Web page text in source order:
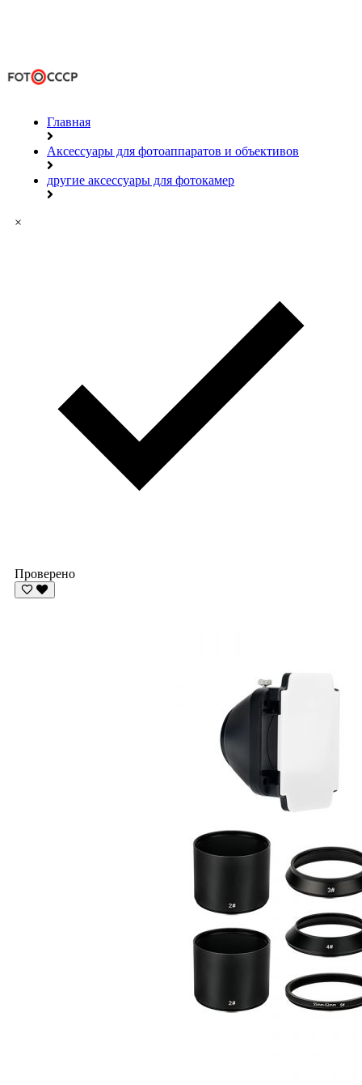
Главная
Аксессуары для фотоаппаратов и объективов
другие аксессуары для фотокамер
×
Проверено